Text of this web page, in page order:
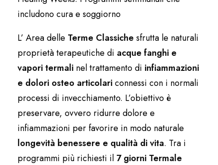
includono cura e soggiorno
L’ Area delle Terme Classiche sfrutta le naturali
proprietà terapeutiche di acque fanghi e
vapori termali nel trattamento di infiammazioni
e dolori osteo articolariconnessi con i normali
processi di invecchiamento. L’obiettivo è
preservare, ovvero ridurre dolore e
infiammazioni per favorire in modo naturale
longevità benessere e qualità di vita. Tra i
programmi più richiesti il 7 giorni Termale